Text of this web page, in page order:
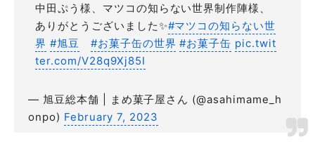
中田ぷう様、マツコの知らない世界制作陣様、
ありがとうございました✨#マツコの知らない世
界 #旭豆 #お菓子缶の世界 #お菓子缶 pic.twit
ter.com/V28q9Xj85I
— 旭豆総本舗 | まめ菓子屋さん (@asahimame_h
onpo) February 7, 2023